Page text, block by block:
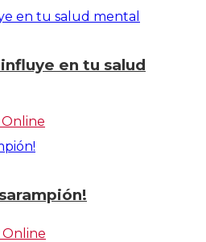
en tu salud
Online
Online